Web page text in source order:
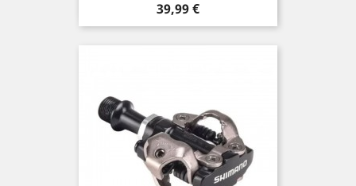
Prix
39,99 €